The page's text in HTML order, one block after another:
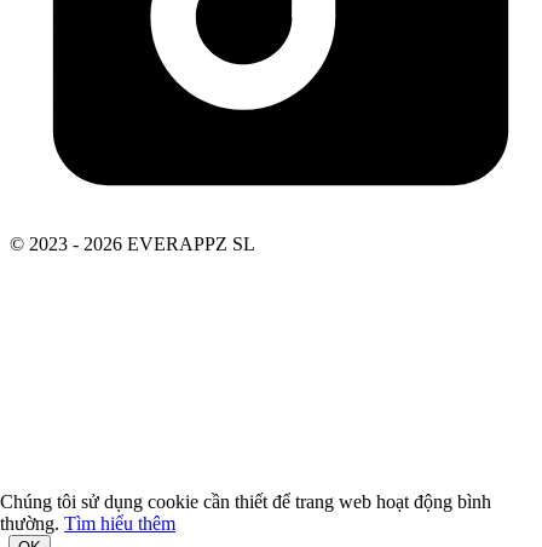
Chúng tôi sử dụng cookie cần thiết để trang web hoạt động bình
thường. Tìm hiểu thêm
© 2023 - 2026 EVERAPPZ SL